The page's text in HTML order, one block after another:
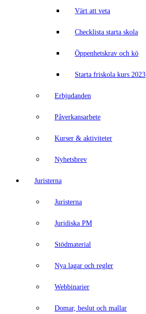
Värt att veta
Checklista starta skola
Öppenhetskrav och kö
Starta friskola kurs 2023
Erbjudanden
Påverkansarbete
Kurser & aktiviteter
Nyhetsbrev
Juristerna
Juristerna
Juridiska PM
Stödmaterial
Nya lagar och regler
Webbinarier
Domar, beslut och mallar